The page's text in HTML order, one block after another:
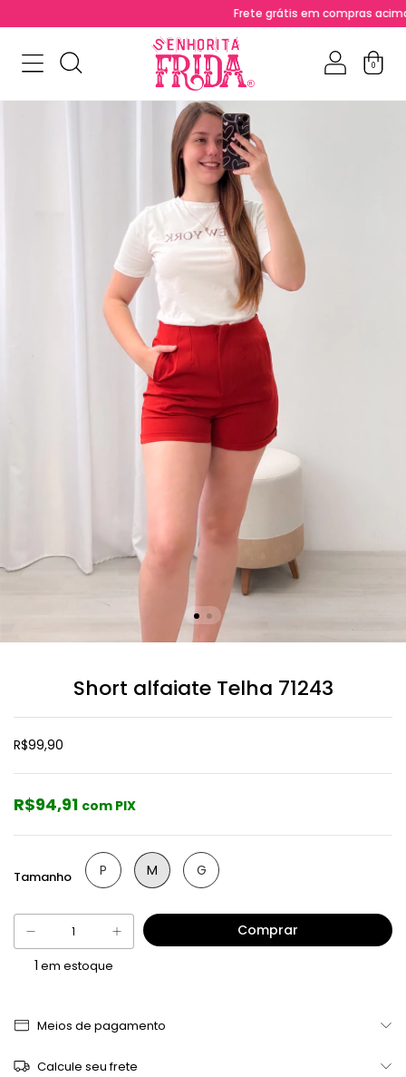
Frete grátis em compras acima de
0
Short alfaiate Telha 71243
R$99,90
R$94,91 com PIX
Tamanho P M G
1 em estoque
Meios de pagamento
Calcule seu frete